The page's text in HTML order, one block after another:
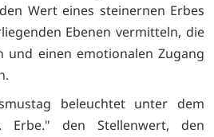
Wert eines steinernen Erbes
Ebenen vermitteln, die
und einen emotionalen Zugang
beleuchtet unter dem
Erbe." den Stellenwert, den